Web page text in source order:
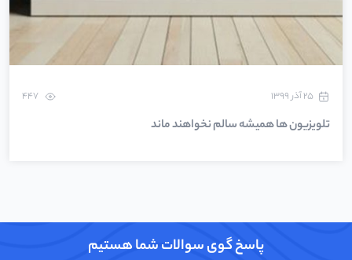
۲۵ آذر ۱۳۹۹
تلویزیون ها همیشه سالم نخواهند ماند
پاسخ گوی سوالات شما هستیم